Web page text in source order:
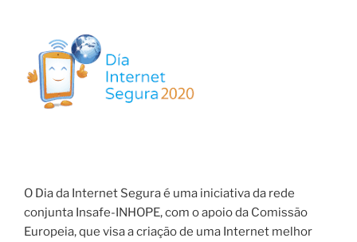
O Dia da Internet Segura é uma iniciativa da rede
conjunta Insafe-INHOPE, com o apoio da Comissão
Europeia, que visa a criação de uma Internet melhor